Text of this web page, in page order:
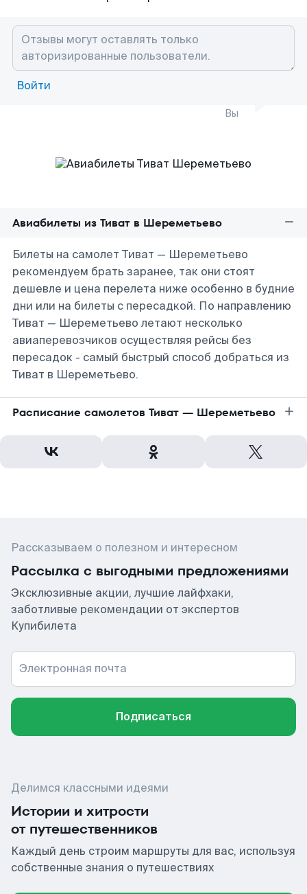
Войти
Вы
Авиабилеты из Тиват в Шереметьево
Билеты на самолет Тиват — Шереметьево
рекомендуем брать заранее, так они стоят
дешевле и цена перелета ниже особенно в будние
дни или на билеты с пересадкой. По направлению
Тиват — Шереметьево летают несколько
авиаперевозчиков осуществляя рейсы без
пересадок - самый быстрый способ добраться из
Тиват в Шереметьево.
Расписание самолетов Тиват — Шереметьево
Рассказываем о полезном и интересном
Рассылка с выгодными предложениями
Эксклюзивные акции, лучшие лайфхаки,
заботливые рекомендации от экспертов
Купибилета
Электронная почта
Подписаться
Делимся классными идеями
Истории и хитрости
от путешественников
Каждый день строим маршруты для вас, используя
собственные знания о путешествиях